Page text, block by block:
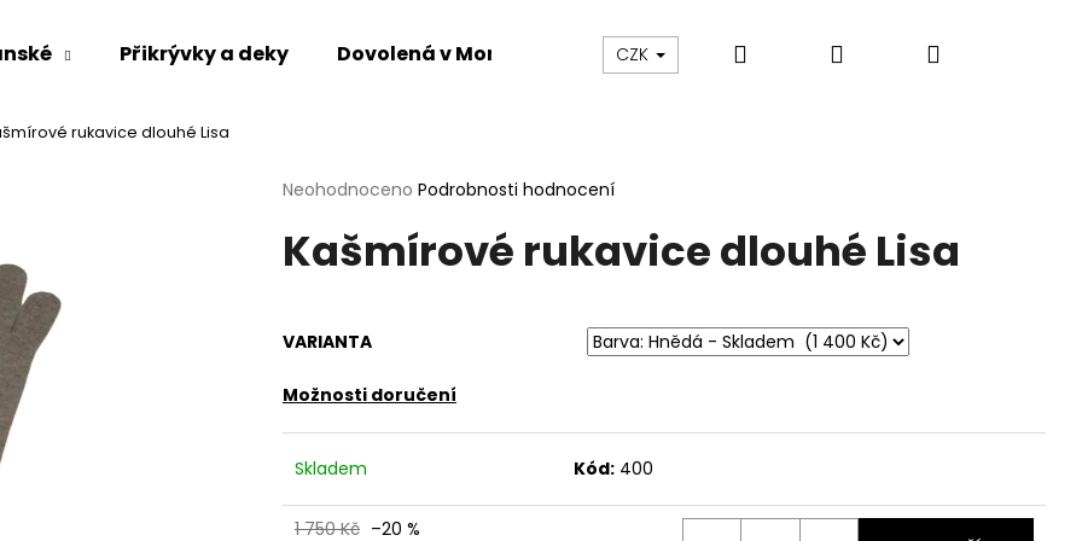
Přikrývky a deky Dovolená v Mongolsku O nás Blog Údržba oblečení
CZK Hledat PřihlášeníNákupní
rukavice dlouhé Lisa
Průměrné
produktu
je
hvězdiček.
Neohodnoceno Podrobnosti hodnocení
Kašmírové rukavice dlouhé Lisa
VARIANTA
Možnosti doručení
Skladem Kód: 400
1 750 Kč –20 %
Co potřebujete najít?